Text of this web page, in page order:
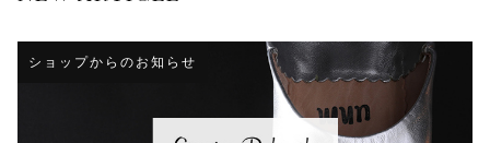
ショップからのお知らせ